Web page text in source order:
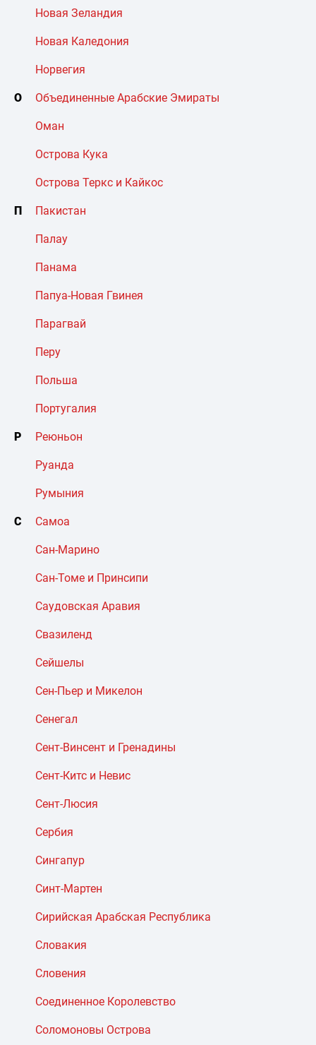
Новая Зеландия
Новая Каледония
Норвегия
О Объединенные Арабские Эмираты
Оман
Острова Кука
Острова Теркс и Кайкос
П Пакистан
Палау
Панама
Папуа-Новая Гвинея
Парагвай
Перу
Польша
Португалия
Р Реюньон
Руанда
Румыния
С Самоа
Сан-Марино
Сан-Томе и Принсипи
Саудовская Аравия
Свазиленд
Сейшелы
Сен-Пьер и Микелон
Сенегал
Сент-Винсент и Гренадины
Сент-Китс и Невис
Сент-Люсия
Сербия
Сингапур
Синт-Мартен
Сирийская Арабская Республика
Словакия
Словения
Соединенное Королевство
Соломоновы Острова